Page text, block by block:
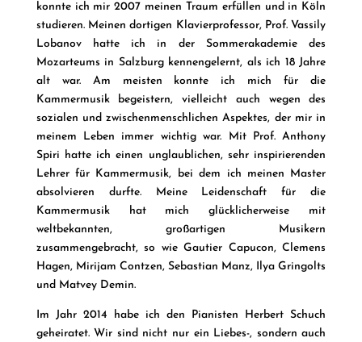
konnte ich mir 2007 meinen Traum erfüllen und in Köln
studieren. Meinen dortigen Klavierprofessor, Prof. Vassily
Lobanov hatte ich in der Sommerakademie des
Mozarteums in Salzburg kennengelernt, als ich 18 Jahre
alt war. Am meisten konnte ich mich für die
Kammermusik begeistern, vielleicht auch wegen des
sozialen und zwischenmenschlichen Aspektes, der mir in
meinem Leben immer wichtig war. Mit Prof. Anthony
Spiri hatte ich einen unglaublichen, sehr inspirierenden
Lehrer für Kammermusik, bei dem ich meinen Master
absolvieren durfte. Meine Leidenschaft für die
Kammermusik hat mich glücklicherweise mit
weltbekannten, großartigen Musikern
zusammengebracht, so wie Gautier Capucon, Clemens
Hagen, Mirijam Contzen, Sebastian Manz, Ilya Gringolts
und Matvey Demin.
Im Jahr 2014 habe ich den Pianisten Herbert Schuch
geheiratet. Wir sind nicht nur ein Liebes-, sondern auch